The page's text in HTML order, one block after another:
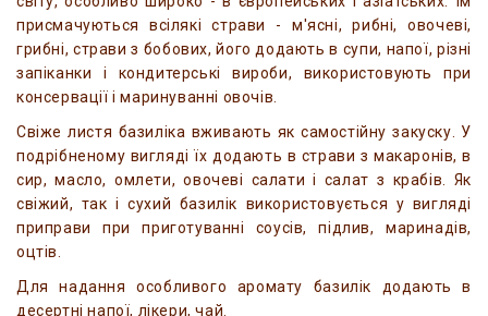
присмачуються всілякі страви - м'ясні, рибні, овочеві,
грибні, страви з бобових, його додають в супи, напої, різні
запіканки і кондитерські вироби, використовують при
консервації і маринуванні овочів.
Свіже листя базиліка вживають як самостійну закуску. У
подрібненому вигляді їх додають в страви з макаронів, в
сир, масло, омлети, овочеві салати і салат з крабів. Як
свіжий, так і сухий базилік використовується у вигляді
приправи при приготуванні соусів, підлив, маринадів,
оцтів.
Для надання особливого аромату базилік додають в
десертні напої, лікери, чай.